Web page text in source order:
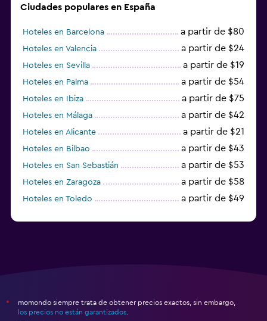
Ciudades populares en España
Hoteles en Barcelona a partir de $80
Hoteles en Valencia a partir de $24
Hoteles en Sevilla a partir de $19
Hoteles en Palma a partir de $54
Hoteles en Ibiza a partir de $75
Hoteles en Málaga a partir de $42
Hoteles en Alicante a partir de $21
Hoteles en Bilbao a partir de $43
Hoteles en San Sebastián a partir de $53
Hoteles en Zaragoza a partir de $58
Hoteles en Toledo a partir de $49
*
momondo siempre trata de obtener precios exactos, sin embargo,
los precios no están garantizados